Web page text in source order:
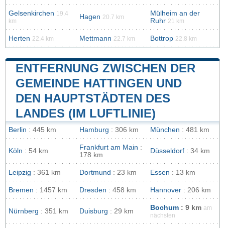
Gelsenkirchen 19.4
km
Hagen 20.7 km
Mülheim an der
Ruhr 21 km
Herten 22.4 km Mettmann 22.7 km Bottrop 22.8 km
ENTFERNUNG ZWISCHEN DER
GEMEINDE HATTINGEN UND
DEN HAUPTSTÄDTEN DES
LANDES (IM LUFTLINIE)
Berlin : 445 km Hamburg : 306 km München : 481 km
Köln : 54 km Frankfurt am Main :
178 km
Düsseldorf : 34 km
Leipzig : 361 km Dortmund : 23 km Essen : 13 km
Bremen : 1457 km Dresden : 458 km Hannover : 206 km
Nürnberg : 351 km Duisburg : 29 km Bochum : 9 km am
nächsten